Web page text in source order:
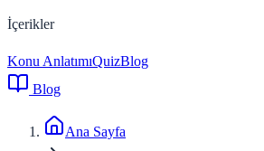
İçerikler
Konu AnlatımıQuizBlog
Blog
Ana Sayfa